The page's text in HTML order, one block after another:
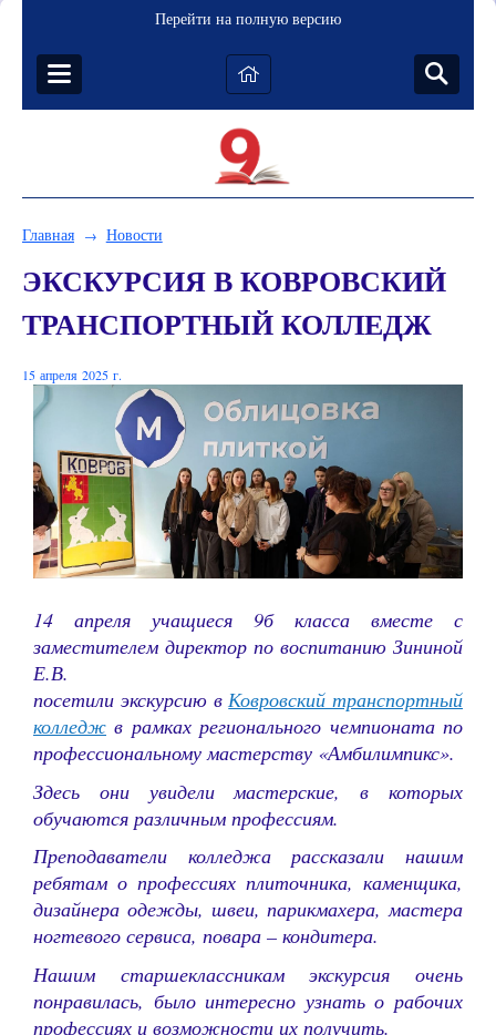
Перейти на полную версию
Главная → Новости
ЭКСКУРСИЯ В КОВРОВСКИЙ
ТРАНСПОРТНЫЙ КОЛЛЕДЖ
15 апреля 2025 г.
14 апреля учащиеся 9б класса вместе с
заместителем директор по воспитанию Зининой
Е.В.
посетили экскурсию вКовровский транспортный
колледж в рамках регионального чемпионата по
профессиональному мастерству «Амбилимпикс».
Здесь они увидели мастерские, в которых
обучаются различным профессиям.
Преподаватели колледжа рассказали нашим
ребятам о профессиях плиточника, каменщика,
дизайнера одежды, швеи, парикмахера, мастера
ногтевого сервиса, повара – кондитера.
Нашим старшеклассникам экскурсия очень
понравилась, было интересно узнать о рабочих
профессиях и возможности их получить.